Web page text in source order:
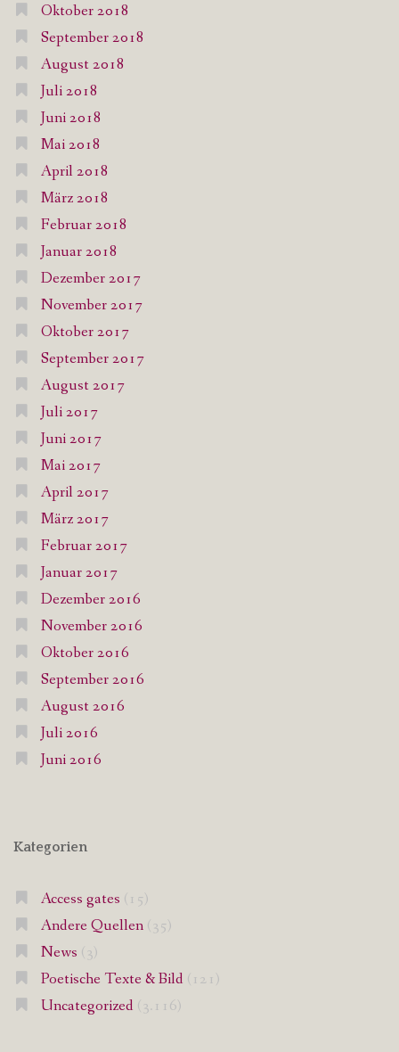
Oktober 2018
September 2018
August 2018
Juli 2018
Juni 2018
Mai 2018
April 2018
März 2018
Februar 2018
Januar 2018
Dezember 2017
November 2017
Oktober 2017
September 2017
August 2017
Juli 2017
Juni 2017
Mai 2017
April 2017
März 2017
Februar 2017
Januar 2017
Dezember 2016
November 2016
Oktober 2016
September 2016
August 2016
Juli 2016
Juni 2016
Kategorien
Access gates (15)
Andere Quellen(35)
News (3)
Poetische Texte & Bild (121)
Uncategorized (3.116)